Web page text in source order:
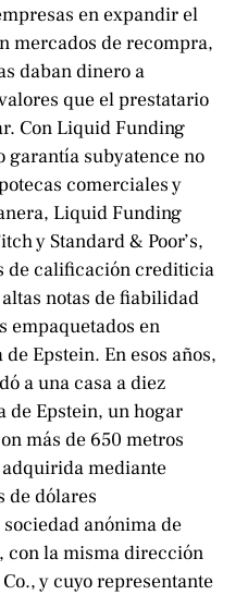
en expandir el
mercados de recompra,
daban dinero a
que el prestatario
Con Liquid Funding
garantía subyatence no
comerciales y
Liquid Funding
y Standard & Poor’s,
de calificación crediticia
notas de fiabilidad
empaquetados en
Epstein. En esos años,
a una casa a diez
de Epstein, un hogar
más de 650 metros
mediante
de dólares
anónima de
la misma dirección
y cuyo representante